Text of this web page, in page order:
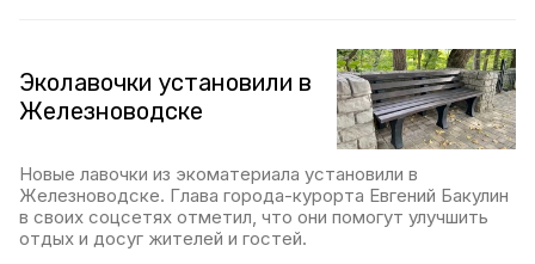
Эколавочки установили в
Железноводске
Новые лавочки из экоматериала установили в
Железноводске. Глава города-курорта Евгений Бакулин
в своих соцсетях отметил, что они помогут улучшить
отдых и досуг жителей и гостей.